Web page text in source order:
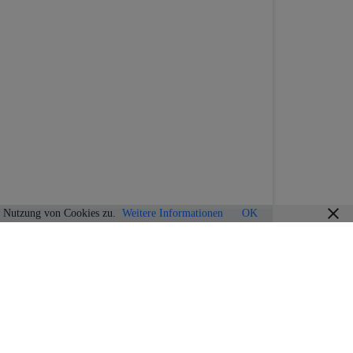
von Cookies zu. Weitere Informationen OK